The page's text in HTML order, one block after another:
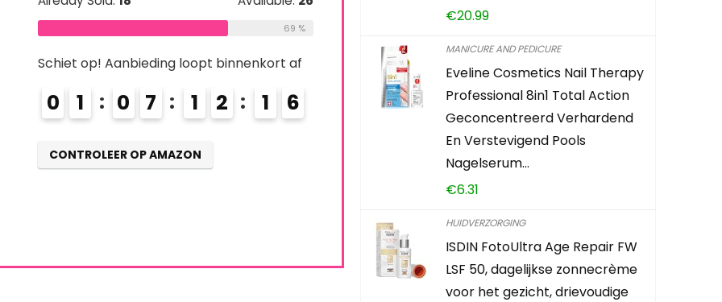
69 %
Schiet op! Aanbieding loopt binnenkort af
0 1 0 7 1 2 1
5
CONTROLEER OP AMAZON
€20.99
MANICURE AND PEDICURE
Eveline Cosmetics Nail Therapy
Professional 8in1 Total Action
Geconcentreerd Verhardend
En Verstevigend Pools
Nagelserum…
€6.31
HUIDVERZORGING
ISDIN FotoUltra Age Repair FW
LSF 50, dagelijkse zonnecrème
voor het gezicht, drievoudige